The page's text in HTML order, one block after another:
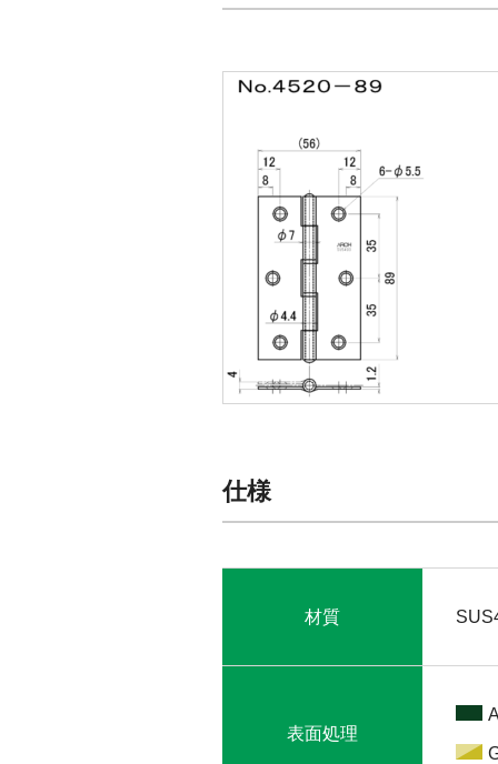
仕様
材質
表面処理